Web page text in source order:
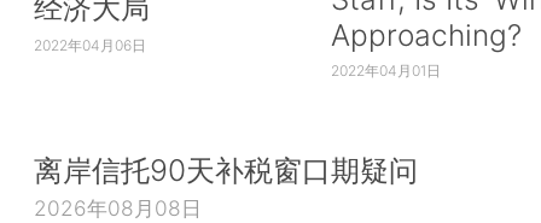
经济大局
2022年04月06日
Approaching?
2022年04月01日
离岸信托90天补税窗口期疑问
2026年08月08日